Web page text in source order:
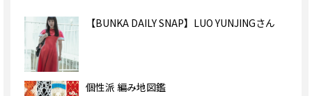
【BUNKA DAILY SNAP】LUO YUNJINGさん
個性派 編み地図鑑